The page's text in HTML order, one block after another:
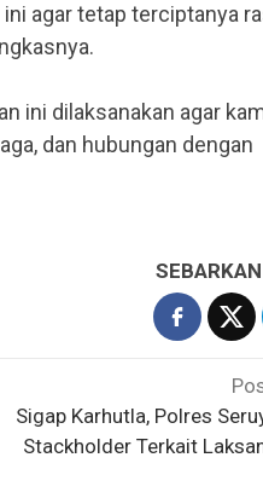
agar tetap terciptanya
ini dilaksanakan agar
dan hubungan dengan
SEBARKAN
Sigap Karhutla, Polres
Stackholder Terkait